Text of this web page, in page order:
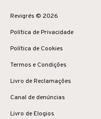
Revigrés © 2026
Política de Privacidade
Política de Cookies
Termos e Condições
Livro de Reclamações
Canal de denúncias
Livro de Elogios